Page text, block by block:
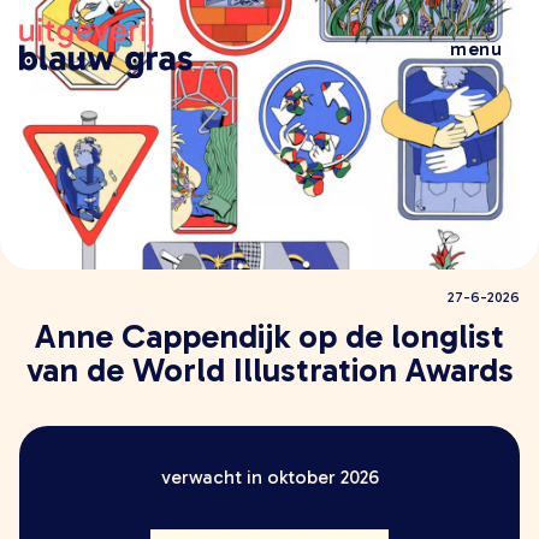
menu
wat doen wij
veelgestelde vragen
wie zijn wij
nieuws
al het nieuws
leestips
evenementen
kinderboeken
27-6-2026
Anne Cappendijk op de longlist
van de World Illustration Awards
verwacht in oktober 2026